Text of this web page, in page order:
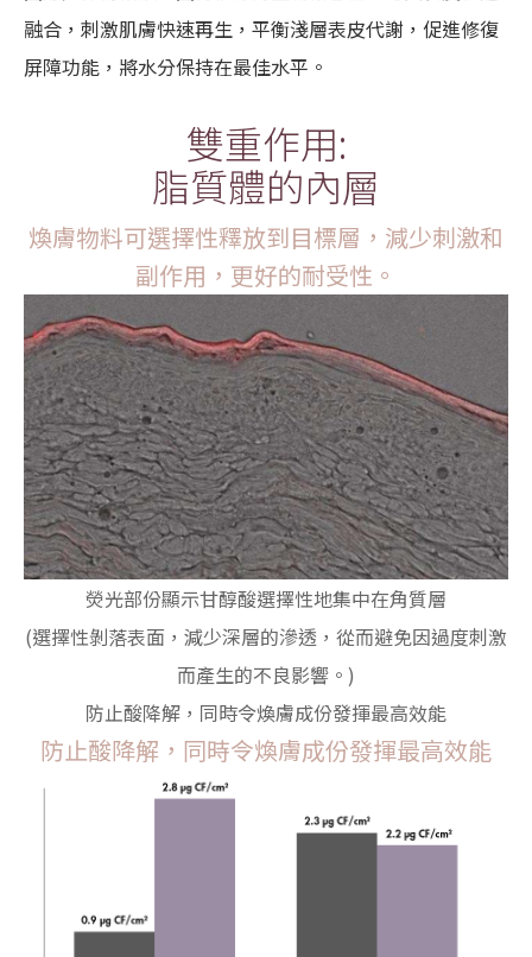
融合，刺激肌膚快速再生，平衡淺層表皮代謝，促進修復
屏障功能，將水分保持在最佳水平。
雙重作用:
脂質體的內層
煥膚物料可選擇性釋放到目標層，減少刺激和
副作用，更好的耐受性。
熒光部份顯示甘醇酸選擇性地集中在角質層
(選擇性剝落表面，減少深層的滲透，從而避免因過度刺激
而產生的不良影響。)
防止酸降解，同時令煥膚成份發揮最高效能
防止酸降解，同時令煥膚成份發揮最高效能